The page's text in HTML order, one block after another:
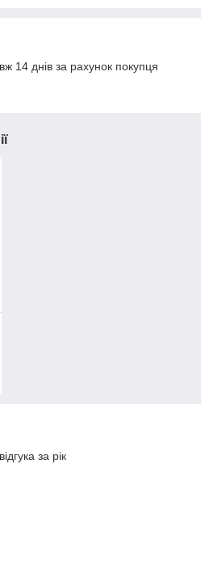
14 днів за рахунок покупця
за рік